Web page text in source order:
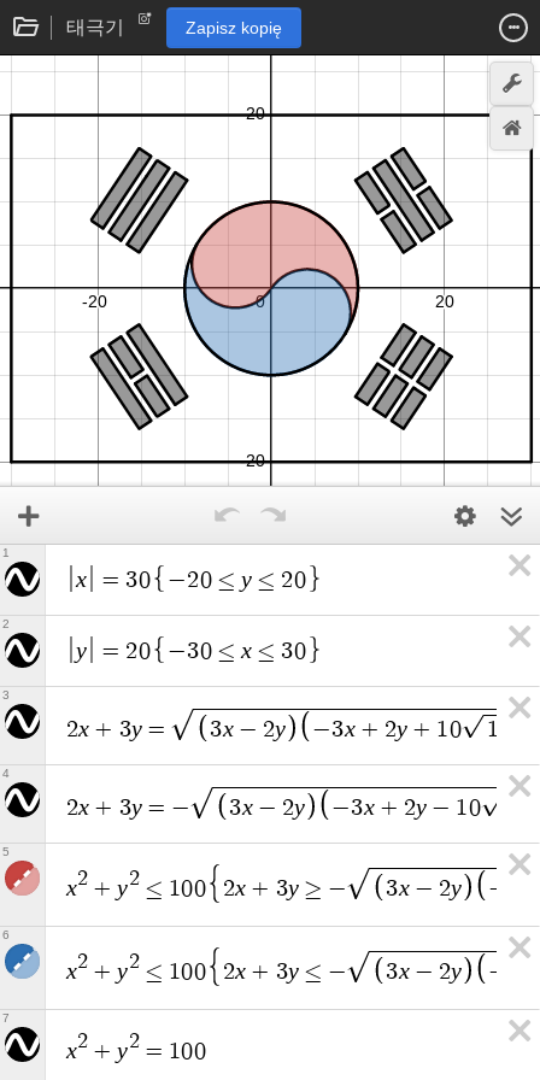
태극기 Zapisz kopię
x = 30 −20 ≤ y ≤ 20
1
y = 20 −30 ≤ x ≤ 30
2
2x + 3y = 3x − 2y −3x + 2y + 10 1
3
2x + 3y = − 3x − 2y −3x + 2y − 10
4
x2 + y2 ≤ 100 2x + 3y ≥ − 3x − 2y −
5
x2 + y2 ≤ 100 2x + 3y ≤ − 3x − 2y −
6
x2 + y2 = 100
7